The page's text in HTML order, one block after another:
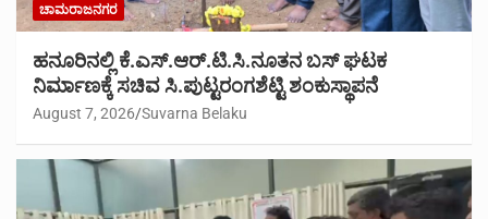
ಚಾಮರಾಜನಗರ
ಹನೂರಿನಲ್ಲಿ ಕೆ.ಎಸ್.ಆರ್.ಟಿ.ಸಿ.ನೂತನ ಬಸ್ ಘಟಕ
ನಿರ್ಮಾಣಕ್ಕೆ ಸಚಿವ ಸಿ.ಪುಟ್ಟರಂಗಶೆಟ್ಟಿ ಶಂಕುಸ್ಥಾಪನೆ
August 7, 2026 Suvarna Belaku